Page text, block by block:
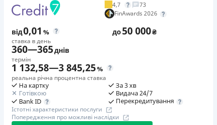
4,7
73
FinAwards 2026
від0,01 %
ставка в день
до50 000₴
360—365днів
термін
1 132,58—3 845,25%
реальна річна процентна ставка
На картку
Готівкою
Bank ID
За 3 хв
Видача 24/7
Перекредитування
Істотні характеристики послуги
Попередження про можливі наслідки